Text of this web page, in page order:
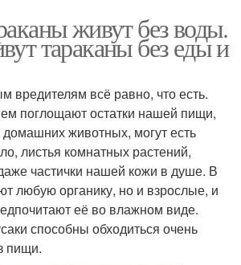
живут без воды.
тараканы без еды и
вредителям всё равно, что есть.
поглощают остатки нашей пищи,
животных, могут есть
листья комнатных растений,
частички нашей кожи в душе. В
любую органику, но и взрослые, и
её во влажном виде.
способны обходиться очень
пищи.